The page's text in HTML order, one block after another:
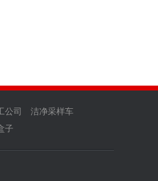
公司
洁净采样车
子